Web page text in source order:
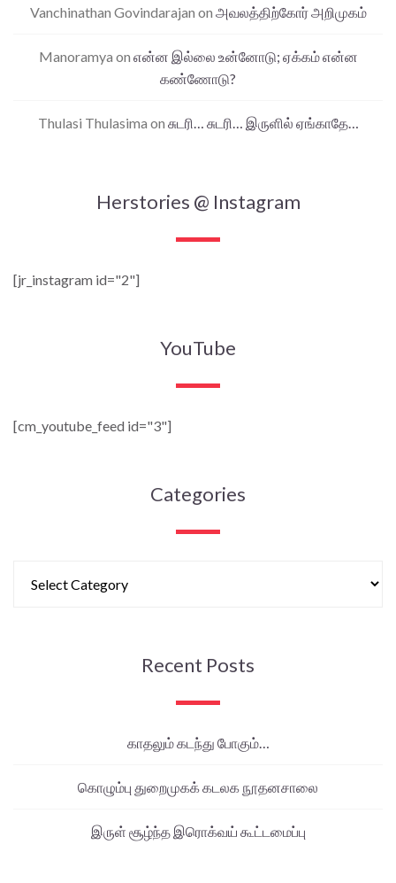
Vanchinathan Govindarajan on அவலத்திற்கோர் அறிமுகம்
Manoramya on என்ன இல்லை உன்னோடு; ஏக்கம் என்ன
கண்ணோடு?
Thulasi Thulasima on சுடரி… சுடரி… இருளில் ஏங்காதே…
Herstories @ Instagram
[jr_instagram id="2"]
YouTube
[cm_youtube_feed id="3"]
Categories
Recent Posts
காதலும் கடந்து போகும்…
கொழும்பு துறைமுகக் கடலக நூதனசாலை
இருள் சூழ்ந்த இரொக்வய் கூட்டமைப்பு